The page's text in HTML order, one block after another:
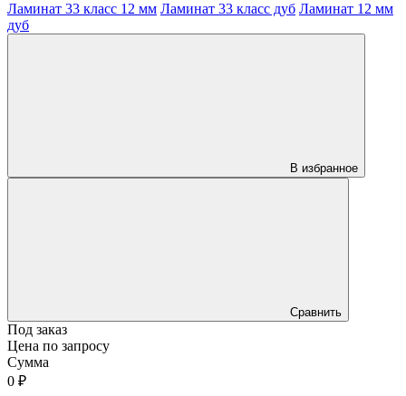
Ламинат 33 класс 12 мм Ламинат 33 класс дуб Ламинат 12 мм
дуб
В избранное
Сравнить
Под заказ
Цена по запросу
Сумма
0 ₽